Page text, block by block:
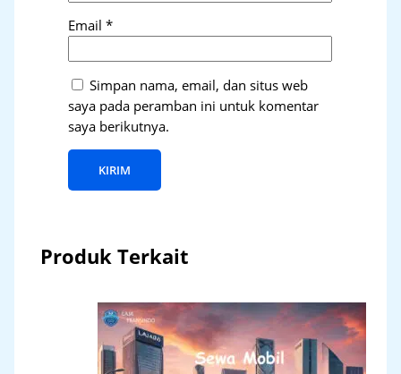
Email*
Simpan nama, email, dan situs web
saya pada peramban ini untuk komentar
saya berikutnya.
Produk Terkait